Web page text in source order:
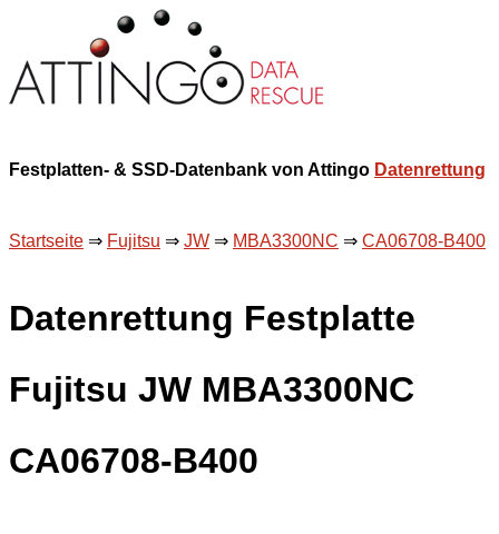
Festplatten- & SSD-Datenbank von Attingo Datenrettung
Startseite ⇒ Fujitsu ⇒ JW ⇒ MBA3300NC ⇒ CA06708-B400
Datenrettung Festplatte
Fujitsu JW MBA3300NC
CA06708-B400